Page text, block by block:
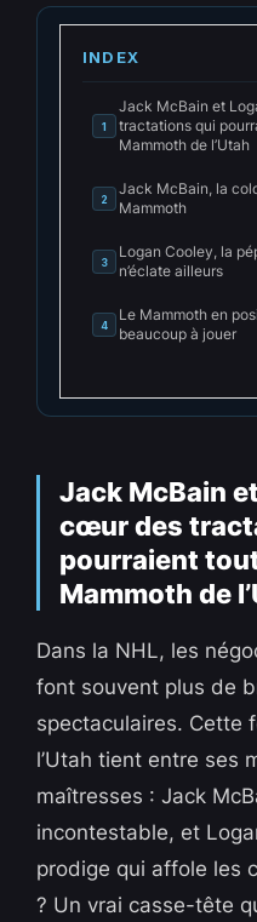
INDEX
1
Jack McBain et
tractations qui
Mammoth de l’Utah
2
Jack McBain, la
Mammoth
3
Logan Cooley, la
n’éclate ailleurs
4
Le Mammoth en
beaucoup à jouer
Jack McBain
cœur des
pourraient
Mammoth de
Dans la NHL, les
font souvent plus de
spectaculaires. Cette
l’Utah tient entre ses
maîtresses : Jack
incontestable, et
prodige qui affole les
? Un vrai casse-tête